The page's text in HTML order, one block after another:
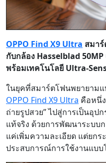
OPPO Find X9 Ultra สมา
กับกล้อง Hasselblad
พร้อมเทคโนโลยี Ultra-
ในยุคที่สมาร์ตโฟนพยายาม
OPPO Find X9 Ultra คือหนึ่
ถ่ายรูปสวย” ไปสู่การเป็นอุ
แท้จริง ด้วยการพัฒนาระบบ
แค่เพิ่มความละเอียด แต่ยก
ประสบการณ์การใช้งานแบบ